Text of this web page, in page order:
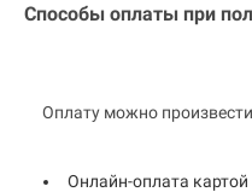
Способы оплаты при
Оплату можно
Онлайн-оплата